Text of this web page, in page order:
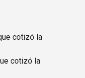
cotizó la
cotizó la